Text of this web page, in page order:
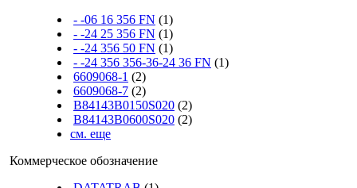
- -06 16 356 FN (1)
- -24 25 356 FN (1)
- -24 356 50 FN (1)
- -24 356 356-36-24 36 FN (1)
6609068-1 (2)
6609068-7 (2)
B84143B0150S020 (2)
B84143B0600S020 (2)
см. еще
Коммерческое обозначение